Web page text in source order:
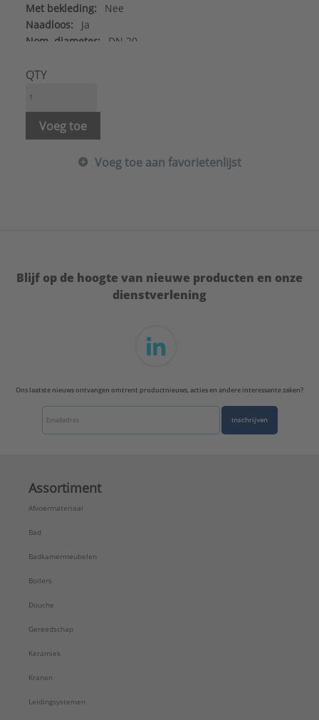
Met bekleding:
Nee
Naadloos:
Ja
Nom. diameter:
DN 20
Uitwendige buisdiameter:
QTY
Voeg toe
Voeg toe aan favorietenlijst
Blijf op de hoogte van nieuwe producten en onze
dienstverlening
Ons laatste nieuws ontvangen omtrent productnieuws, acties en andere interessante zaken?
Inschrijven
Assortiment
Afvoermateriaal
Bad
Badkamermeubelen
Boilers
Douche
Gereedschap
Keramiek
Kranen
Leidingsystemen